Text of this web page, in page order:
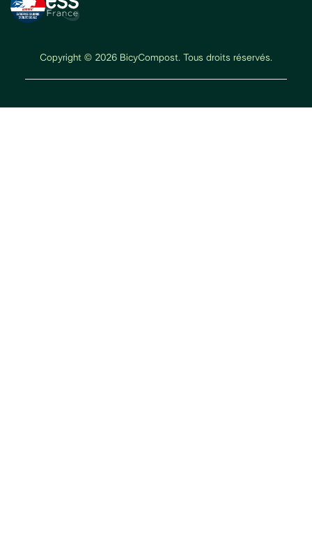
Copyright © 2026 BicyCompost. Tous droits réservés.